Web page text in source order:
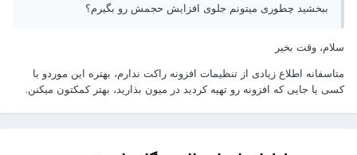
ببخشید چطوری میتونم جلوی افزایش حجمش رو بگیرم؟
سلام، وقت بخیر
متاسفانه اطلاع زیادی از تنظیمات افزونه راکت ندارم، بهتره این موردو با
کسی یا جایی که افزونه رو تهیه کردید در میون بذارید، بهتر کمکتون میکنن.